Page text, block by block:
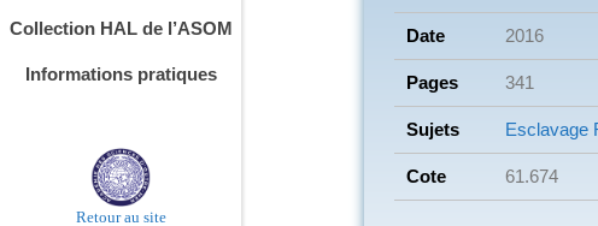
Collection HAL de l’ASOM
Informations pratiques
Retour au site
Date 2016
Pages 341
Sujets Esclavage
Cote 61.674